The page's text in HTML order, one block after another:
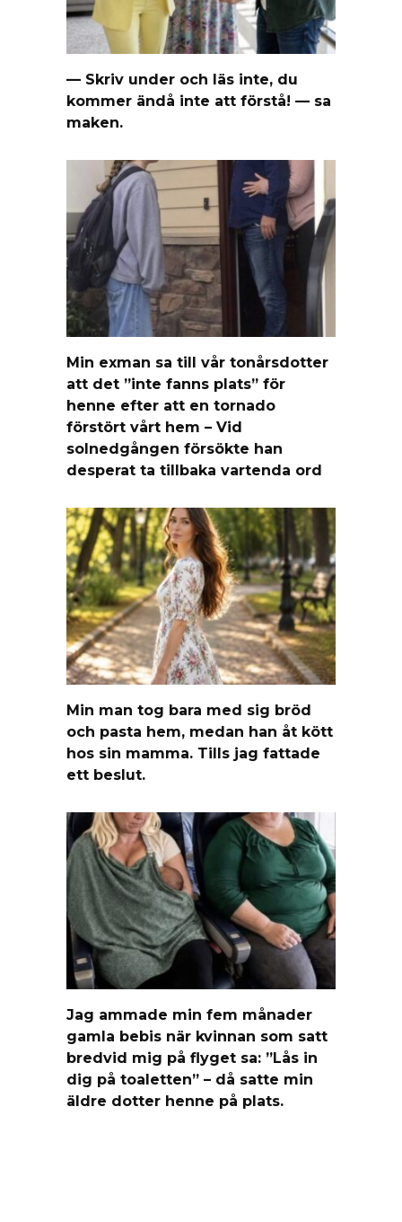
— Skriv under och läs inte, du
kommer ändå inte att förstå! — sa
maken.
Min exman sa till vår tonårsdotter
att det ”inte fanns plats” för
henne efter att en tornado
förstört vårt hem – Vid
solnedgången försökte han
desperat ta tillbaka vartenda ord
Min man tog bara med sig bröd
och pasta hem, medan han åt kött
hos sin mamma. Tills jag fattade
ett beslut.
Jag ammade min fem månader
gamla bebis när kvinnan som satt
bredvid mig på flyget sa: ”Lås in
dig på toaletten” – då satte min
äldre dotter henne på plats.